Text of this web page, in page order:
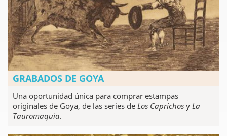
GRABADOS DE GOYA
Una oportunidad única para comprar estampas
originales de Goya, de las series de Los Caprichos y La
Tauromaquia.